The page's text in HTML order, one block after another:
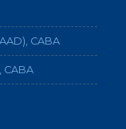
CABA
CABA